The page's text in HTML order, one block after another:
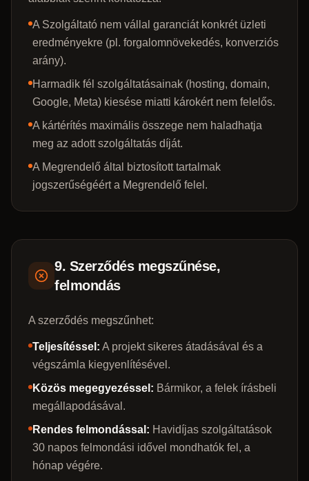
A Szolgáltató nem vállal garanciát konkrét üzleti
eredményekre (pl. forgalomnövekedés, konverziós
arány).
Harmadik fél szolgáltatásainak (hosting, domain,
Google, Meta) kiesése miatti károkért nem felelős.
A kártérítés maximális összege nem haladhatja
meg az adott szolgáltatás díját.
A Megrendelő által biztosított tartalmak
jogszerűségéért a Megrendelő felel.
9. Szerződés megszűnése,
felmondás
A szerződés megszűnhet:
Teljesítéssel: A projekt sikeres átadásával és a
végszámla kiegyenlítésével.
Közös megegyezéssel: Bármikor, a felek írásbeli
megállapodásával.
Rendes felmondással: Havidíjas szolgáltatások
30 napos felmondási idővel mondhatók fel, a
hónap végére.